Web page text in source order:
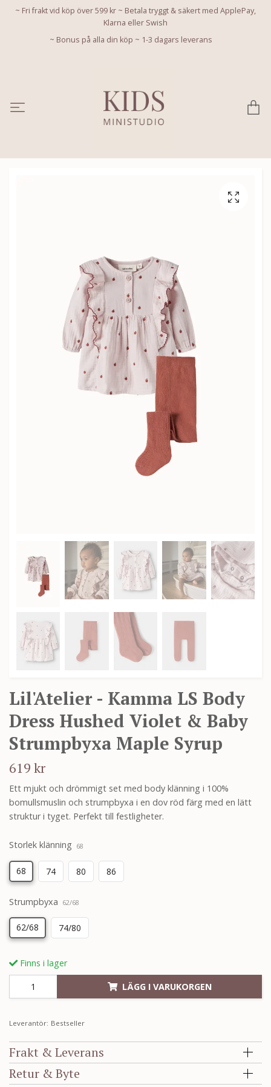
~ Fri frakt vid köp över 599 kr ~ Betala tryggt & säkert med ApplePay,
Klarna eller Swish
~ Bonus på alla din köp ~ 1-3 dagars leverans
Lil'Atelier - Kamma LS Body
Dress Hushed Violet & Baby
Strumpbyxa Maple Syrup
619 kr
Ett mjukt och drömmigt set med body klänning i 100%
bomullsmuslin och strumpbyxa i en dov röd färg med en lätt
struktur i tyget. Perfekt till festligheter.
Storlek klänning 68
68 74 80 86
Strumpbyxa 62/68
62/68 74/80
Finns i lager
LÄGG I VARUKORGEN
Leverantör: Bestseller
Frakt & Leverans
Retur & Byte